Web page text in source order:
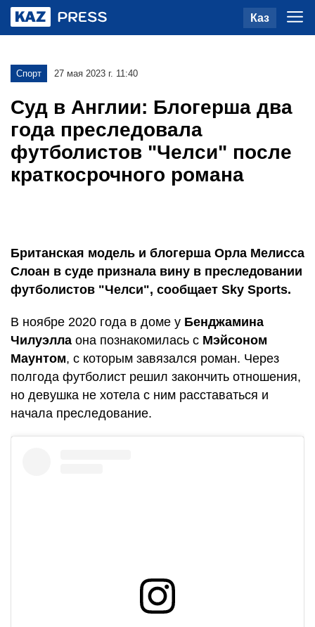
Каз
Спорт 27 мая 2023 г. 11:40
Суд в Англии: Блогерша два
года преследовала
футболистов "Челси" после
краткосрочного романа
Британская модель и блогерша Орла Мелисса
Слоан в суде признала вину в преследовании
футболистов "Челси", сообщает Sky Sports.
В ноябре 2020 года в доме у Бенджамина
Чилуэлла она познакомилась с Мэйсоном
Маунтом, с которым завязался роман. Через
полгода футболист решил закончить отношения,
но девушка не хотела с ним расставаться и
начала преследование.